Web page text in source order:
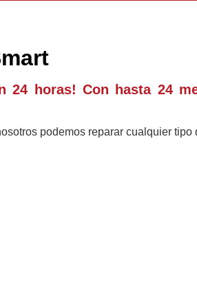
24 horas! Con hasta 24
podemos reparar cualquier tipo